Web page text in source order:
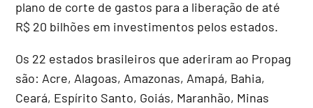
plano de corte de gastos para a liberação de até
R$ 20 bilhões em investimentos pelos estados.
Os 22 estados brasileiros que aderiram ao Propag
são: Acre, Alagoas, Amazonas, Amapá, Bahia,
Ceará, Espírito Santo, Goiás, Maranhão, Minas